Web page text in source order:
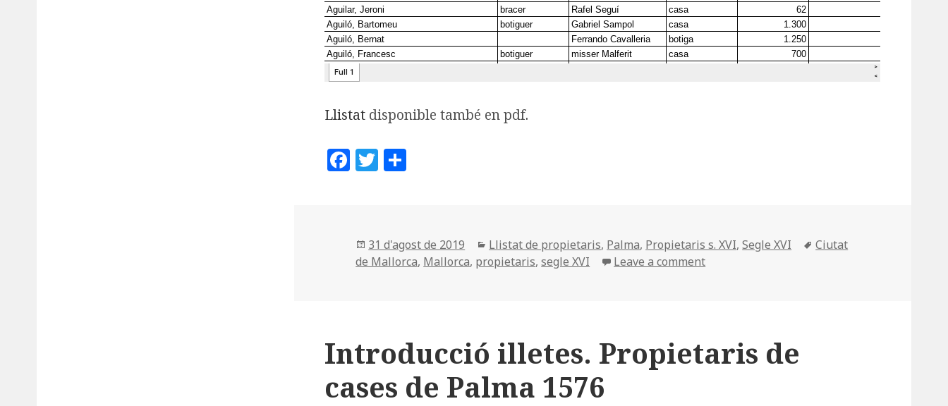
Llistat disponible també en pdf.
F
b
o
T
r a
rt
Posted
on
31 d'agost de 2019 Categories
Llistat de propietaris, Palma, Propietaris s. XVI,Segle XVI Tags
Ciutat
de Mallorca, Mallorca, propietaris,segle XVI Leave a comment
Introducció illetes. Propietaris de
cases de Palma 1576